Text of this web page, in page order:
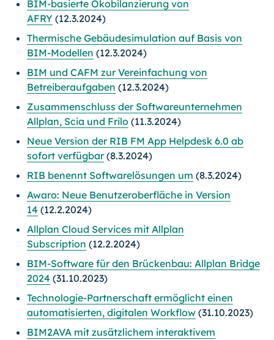
BIM-basierte Ökobilanzierung von
AFRY (12.3.2024)
Thermische Gebäudesimulation auf Basis von
BIM-Modellen (12.3.2024)
BIM und CAFM zur Vereinfachung von
Betreiberaufgaben (12.3.2024)
Zusammenschluss der Softwareunternehmen
Allplan, Scia und Frilo (11.3.2024)
Neue Version der RIB FM App Helpdesk 6.0 ab
sofort verfügbar(8.3.2024)
RIB benennt Softwarelösungen um (8.3.2024)
Awaro: Neue Benutzeroberfläche in Version
14 (12.2.2024)
Allplan Cloud Services mit Allplan
Subscription (12.2.2024)
BIM-Software für den Brückenbau: Allplan Bridge
2024 (31.10.2023)
Technologie-Partnerschaft ermöglicht einen
automatisierten, digitalen Workflow (31.10.2023)
BIM2AVA mit zusätzlichem interaktivem